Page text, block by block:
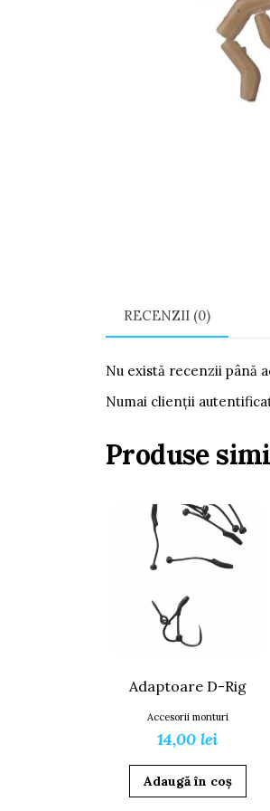
RECENZII (0)
Nu există recenzii până
Numai clienții
Produse
Adaptoare D-Rig
Accesorii monturi
14,00lei
Adaugă în coș